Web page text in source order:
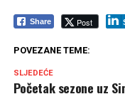
Share Post
POVEZANE TEME:
SLJEDEĆE
Početak sezone uz